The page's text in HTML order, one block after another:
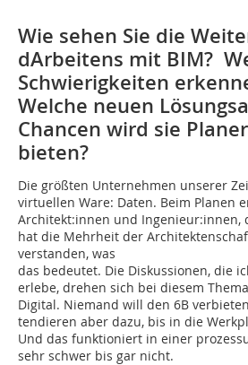
Wie sehen Sie die
dArbeitens mit BIM?
Schwierigkeiten
Welche neuen
Chancen wird sie
bieten?
Die größten Unternehmen unserer
virtuellen Ware: Daten. Beim Planen
Architekt:innen und Ingenieur:innen,
hat die Mehrheit der
verstanden, was
das ­bedeutet. Die Diskussionen, die
erlebe, drehen sich bei diesem
Digital. Niemand will den 6B
tendieren aber dazu, bis in die
Und das funktioniert in einer
sehr schwer bis gar nicht.